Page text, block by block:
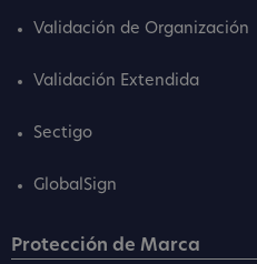
Validación de Organización
Validación Extendida
Sectigo
GlobalSign
Protección de Marca